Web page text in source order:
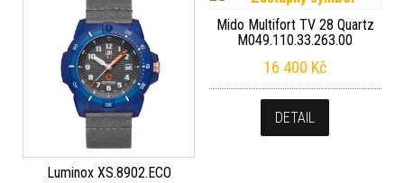
Luminox XS.8902.ECO
Mido Multifort TV 28 Quartz
M049.110.33.263.00
16 400 Kč
DETAIL